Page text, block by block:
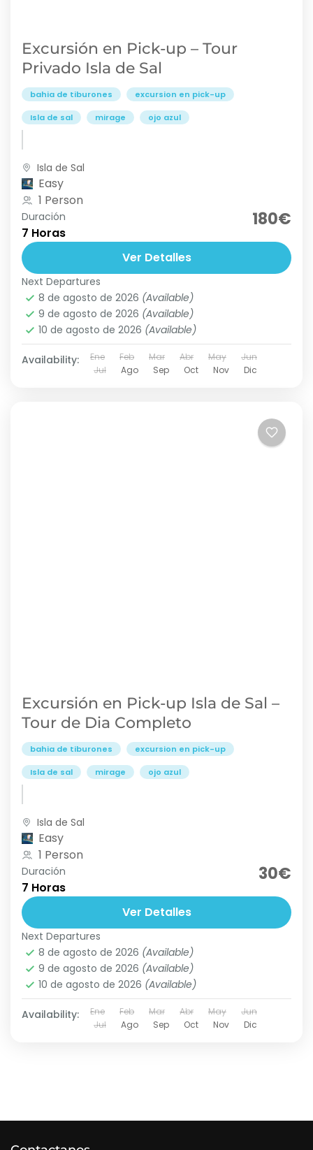
Excursión en Pick-up – Tour
Privado Isla de Sal
bahia de tiburones excursion en pick-up
Isla de sal mirage ojo azul
Isla de Sal
Easy
1 Person
Duración
7 Horas
180€
Ver Detalles
Next Departures
8 de agosto de 2026 (Available)
9 de agosto de 2026 (Available)
10 de agosto de 2026 (Available)
Availability: Ene Feb Mar Abr May
Jun
Jul
Ago Sep Oct Nov Dic
Excursión en Pick-up Isla de Sal –
Tour de Dia Completo
bahia de tiburones excursion en pick-up
Isla de sal mirage ojo azul
Isla de Sal
Easy
1 Person
Duración
7 Horas
30€
Ver Detalles
Next Departures
8 de agosto de 2026 (Available)
9 de agosto de 2026 (Available)
10 de agosto de 2026 (Available)
Availability: Ene Feb Mar Abr May
Jun
Jul
Ago Sep Oct Nov Dic